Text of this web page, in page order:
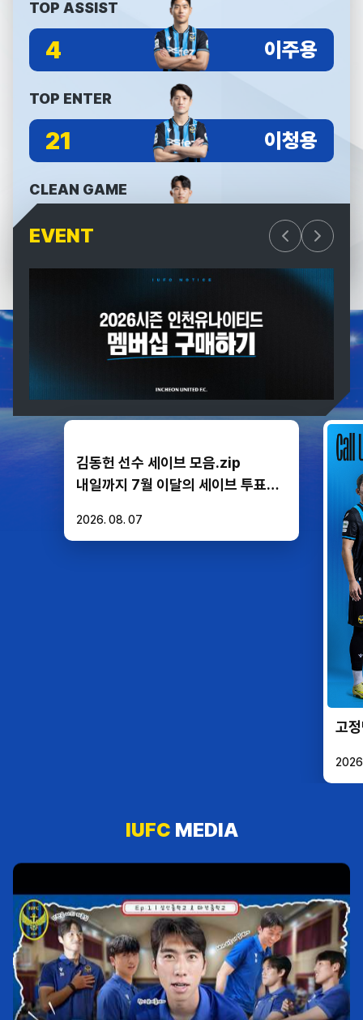
TOP ASSIST
4 이주용
TOP ENTER
21 이청용
CLEAN GAME
4 김동헌
EVENT
IUFCFEEDS
김동헌 선수 세이브 모음.zip
내일까지 7월 이달의 세이브 투표가
가능하시니 오늘도 팬 여러분의 많은
2026. 08. 07
고
IUFC MEDIA